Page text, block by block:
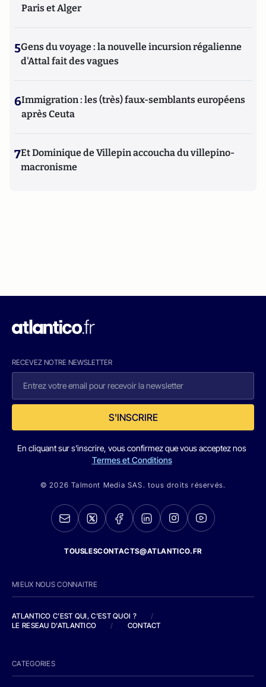
Paris et Alger
5Gens du voyage : la nouvelle incursion régalienne
d'Attal fait des vagues
6Immigration : les (très) faux-semblants européens
après Ceuta
7Et Dominique de Villepin accoucha du villepino-
macronisme
RECEVEZ NOTRE NEWSLETTER
S'INSCRIRE
En cliquant sur s'inscrire, vous confirmez que vous acceptez nos
Termes et Conditions
© 2026 Talmont Media SAS. tous droits réservés.
TOUSLESCONTACTS@ATLANTICO.FR
MIEUX NOUS CONNAITRE
ATLANTICO C'EST QUI, C'EST QUOI ?
/
LE RESEAU D'ATLANTICO
/ CONTACT
CATEGORIES